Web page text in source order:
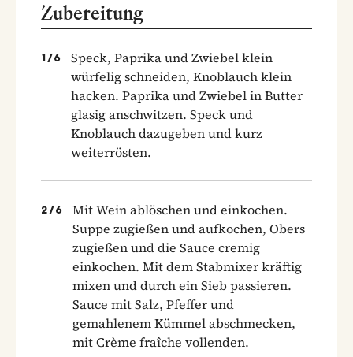
Zubereitung
1 /6
Speck, Paprika und Zwiebel klein
würfelig schneiden, Knoblauch klein
hacken. Paprika und Zwiebel in Butter
glasig anschwitzen. Speck und
Knoblauch dazugeben und kurz
weiterrösten.
2 /6
Mit Wein ablöschen und einkochen.
Suppe zugießen und aufkochen, Obers
zugießen und die Sauce cremig
einkochen. Mit dem Stabmixer kräftig
mixen und durch ein Sieb passieren.
Sauce mit Salz, Pfeffer und
gemahlenem Kümmel abschmecken,
mit Crème fraîche vollenden.